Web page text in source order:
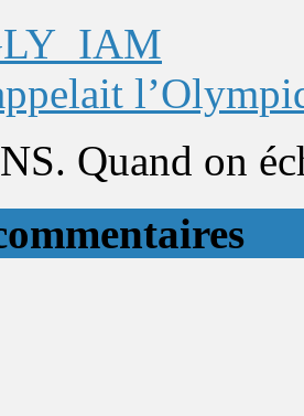
Quand on